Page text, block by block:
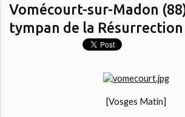
Vomécourt-sur-Madon
tympan de la Résurrection
[Vosges Matin]